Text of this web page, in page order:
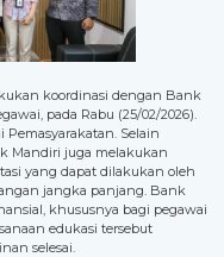
koordinasi dengan Bank
pada Rabu (25/02/2026).
Selain
Mandiri juga melakukan
yang dapat dilakukan oleh
jangka panjang. Bank
khususnya bagi pegawai
edukasi tersebut
selesai.